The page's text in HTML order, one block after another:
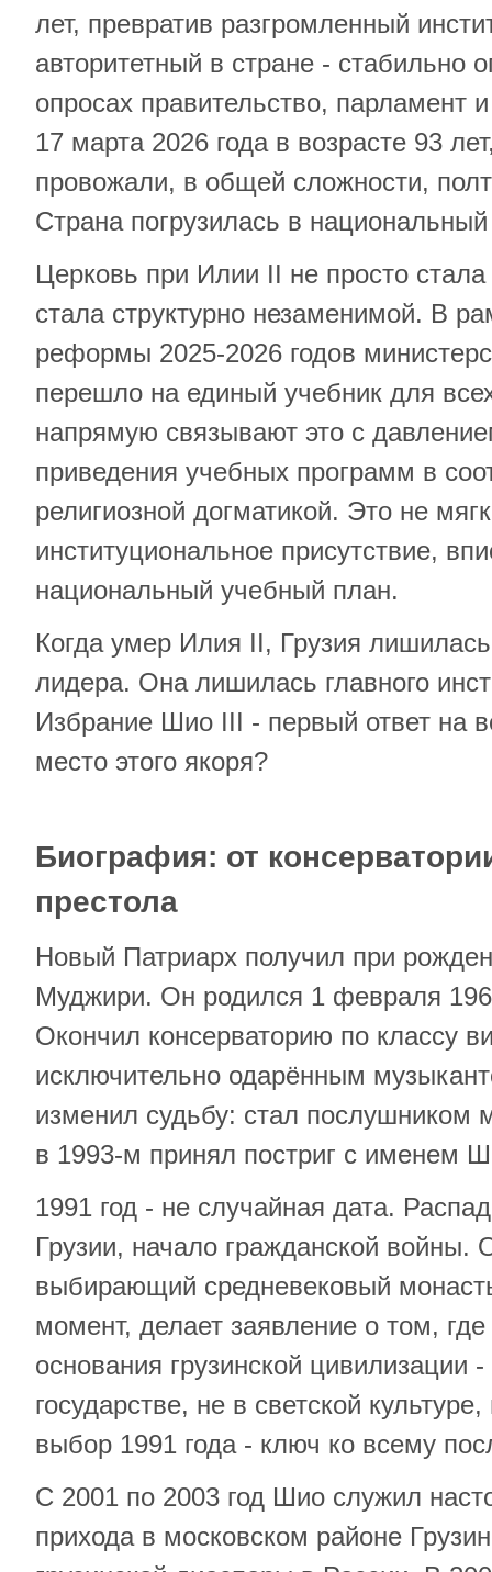
лет, превратив разгромленный
авторитетный в стране - стабильно
опросах правительство, парламент
17 марта 2026 года в возрасте 93
провожали, в общей сложности,
Страна погрузилась в
Церковь при Илии II не просто
стала структурно незаменимой. В
реформы 2025-2026 годов
перешло на единый учебник для
напрямую связывают это с
приведения учебных программ в
религиозной догматикой. Это не
институциональное присутствие,
национальный учебный план.
Когда умер Илия II, Грузия
лидера. Она лишилась главного
Избрание Шио III - первый ответ на
место этого якоря?
Биография: от
престола
Новый Патриарх получил при
Муджири. Он родился 1 февраля
Окончил консерваторию по классу
исключительно одарённым
изменил судьбу: стал
в 1993-м принял постриг с именем
1991 год - не случайная дата.
Грузии, начало гражданской войны.
выбирающий средневековый
момент, делает заявление о том,
основания грузинской цивилизации
государстве, не в светской
выбор 1991 года - ключ ко всему
С 2001 по 2003 год Шио служил
прихода в московском районе